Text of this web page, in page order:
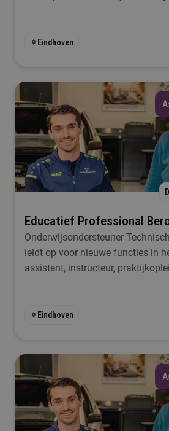
Eindhoven
Educatief Professional
Onderwijsondersteuner
leidt op voor nieuwe functies in
assistent, instructeur,
Eindhoven